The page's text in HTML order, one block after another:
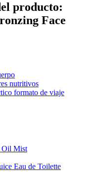
producto:
Face
nutritivos
formato de viaje
Oil Mist
Eau de Toilette